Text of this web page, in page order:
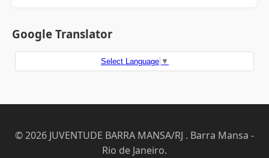
Google Translator
Select Language ▼
© 2026 JUVENTUDE BARRA MANSA/RJ . Barra Mansa -
Rio de Janeiro.